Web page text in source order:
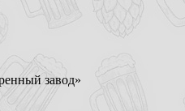
завод»